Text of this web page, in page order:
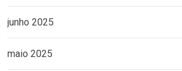
junho 2025
maio 2025